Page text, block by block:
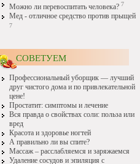
Можно ли перевоспитать человека? 7
Мед - отличное средство против прыщей
7
СОВЕТУЕМ
Профессиональный уборщик — лучший
друг чистого дома и по привлекательной
цене!
Простатит: симптомы и лечение
Вся правда о свойствах соли: польза или
вред
Красота и здоровье ногтей
А правильно ли вы спите?
Массаж – расслабляемся и заряжаемся
Удаление сосудов и эпиляция с